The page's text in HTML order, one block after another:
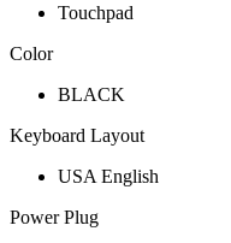
Touchpad
Color
BLACK
Keyboard Layout
USA English
Power Plug